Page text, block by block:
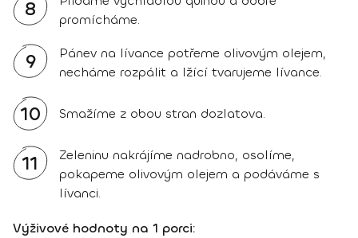
8
promícháme.
9
Pánev na lívance potřeme olivovým olejem,
necháme rozpálit a lžící tvarujeme lívance.
10 Smažíme z obou stran dozlatova.
11
Zeleninu nakrájíme nadrobno, osolíme,
pokapeme olivovým olejem a podáváme s
lívanci.
Výživové hodnoty na 1 porci: